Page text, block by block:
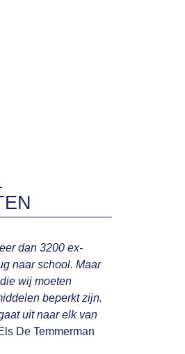
dan 3200 ex-
naar school. Maar
wij moeten
beperkt zijn.
uit naar elk van
De Temmerman